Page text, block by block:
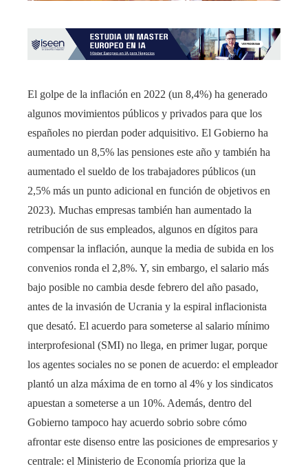
El golpe de la inflación en 2022 (un 8,4%) ha generado
algunos movimientos públicos y privados para que los
españoles no pierdan poder adquisitivo. El Gobierno ha
aumentado un 8,5% las pensiones este año y también ha
aumentado el sueldo de los trabajadores públicos (un
2,5% más un punto adicional en función de objetivos en
2023). Muchas empresas también han aumentado la
retribución de sus empleados, algunos en dígitos para
compensar la inflación, aunque la media de subida en los
convenios ronda el 2,8%. Y, sin embargo, el salario más
bajo posible no cambia desde febrero del año pasado,
antes de la invasión de Ucrania y la espiral inflacionista
que desató. El acuerdo para someterse al salario mínimo
interprofesional (SMI) no llega, en primer lugar, porque
los agentes sociales no se ponen de acuerdo: el empleador
plantó un alza máxima de en torno al 4% y los sindicatos
apuestan a someterse a un 10%. Además, dentro del
Gobierno tampoco hay acuerdo sobrio sobre cómo
afrontar este disenso entre las posiciones de empresarios y
centrale: el Ministerio de Economía prioriza que la